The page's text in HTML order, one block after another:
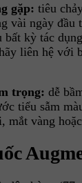
gặp: tiêu
vài ngày đầu
kỳ tác
liên hệ với
trọng: dễ
tiểu sẫm
mắt vàng